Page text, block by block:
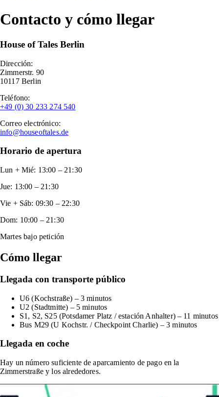
Contacto y cómo llegar
House of Tales Berlin
Dirección:
Zimmerstr. 90
10117 Berlin
Teléfono:
+49 (0) 30 233 274 540
Correo electrónico:
info@houseoftales.de
Horario de apertura
Lun + Mié: 13:00 – 21:30
Jue: 13:00 – 21:30
Vie + Sáb: 09:30 – 22:30
Dom: 10:00 – 21:30
Martes bajo petición
Cómo llegar
Llegada con transporte público
U6 (Kochstraße) – 3 minutos
U2 (Stadtmitte) – 5 minutos
S1, S2, S25 (Potsdamer Platz / estación Anhalter) – 11 minutos
Bus M29 (U Kochstr. / Checkpoint Charlie) – 3 minutos
Llegada en coche
Hay un número suficiente de aparcamiento de pago en la
Zimmerstraße y los alrededores.